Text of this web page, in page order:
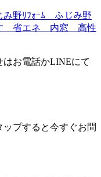
はお電話かLINEにて
プすると今すぐお問